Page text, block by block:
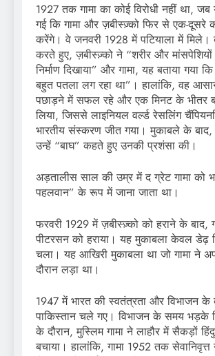
1927 तक गामा का कोई विरोधी नहीं था, जब
गई कि गामा और ज़बीस्ज़्को फिर से एक-दूसरे
करेंगे। वे जनवरी 1928 में पटियाला में मिले।
करते हुए, ज़बीस्ज़्को ने “शरीर और
निर्माण दिखाया” और गामा, यह बताया गया
बहुत पतला लग रहा था”। हालांकि, वह
पछाड़ने में सफल रहे और एक मिनट के भीतर
लिया, जिससे लाइनियल वर्ल्ड रेसलिंग
भारतीय संस्करण जीत गया। मुकाबले के बाद,
उन्हें “बाघ” कहते हुए उनकी प्रशंसा की।
अड़तालीस साल की उम्र में द ग्रेट गामा को
पहलवान” के रूप में जाना जाता था।
फरवरी 1929 में ज़बीस्ज़्को को हराने के बाद,
पीटरसन को हराया। यह मुकाबला केवल डेढ़
चला। यह आखिरी मुकाबला था जो गामा ने
दौरान लड़ा था।
1947 में भारत की स्वतंत्रता और विभाजन के
पाकिस्तान चले गए। विभाजन के समय भड़के
के दौरान, मुस्लिम गामा ने लाहौर में सैकड़ों
बचाया। हालांकि, गामा 1952 तक सेवानिवृत्त